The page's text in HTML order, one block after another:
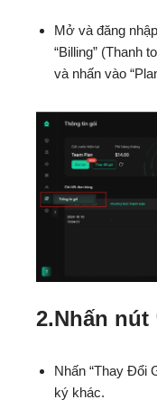
Mở và đăng
“Billing” (Thanh
và nhấn vào
2.Nhấn nút
Nhấn “Thay Đổi
ký khác.